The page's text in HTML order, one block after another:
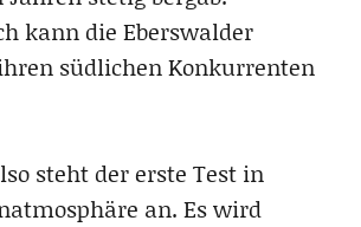
kann die Eberswalder
südlichen Konkurrenten
steht der erste Test in
an. Es wird